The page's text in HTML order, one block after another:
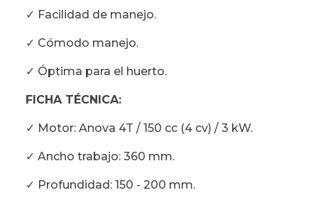
✓ Facilidad de manejo.
✓ Cómodo manejo.
✓ Óptima para el huerto.
FICHA TÉCNICA:
✓ Motor: Anova 4T / 150 cc (4 cv) / 3 kW.
✓ Ancho trabajo: 360 mm.
✓ Profundidad: 150 - 200 mm.